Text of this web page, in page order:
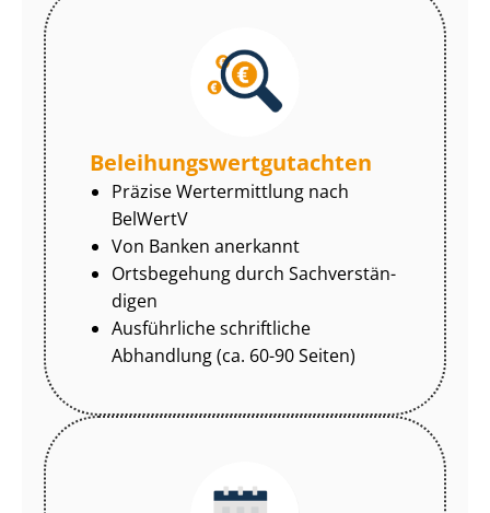
Be­lei­hungs­wert­gut­ach­ten
Präzise Wertermittlung nach
BelWertV
Von Banken anerkannt
Ortsbegehung durch Sach­ver­stän­
di­gen
Ausführliche schriftliche
Abhandlung (ca. 60-90 Seiten)